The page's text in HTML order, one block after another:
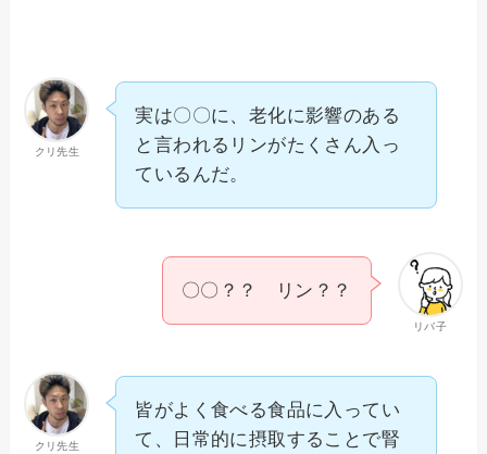
クリ先生
実は〇〇に、老化に影響のある
と言われるリンがたくさん入っ
ているんだ。
リバ子
〇〇？？ リン？？
クリ先生
皆がよく食べる食品に入ってい
て、日常的に摂取することで腎